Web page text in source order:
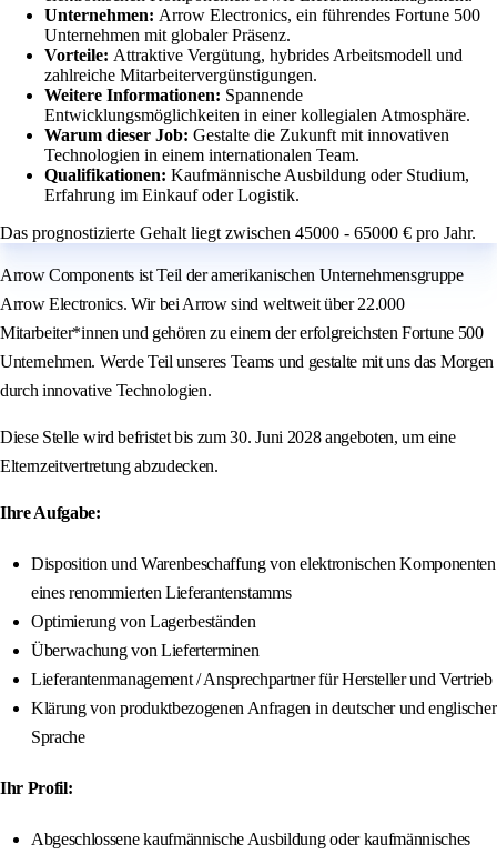
Unternehmen: Arrow Electronics, ein führendes Fortune 500
Unternehmen mit globaler Präsenz.
Vorteile: Attraktive Vergütung, hybrides Arbeitsmodell und
zahlreiche Mitarbeitervergünstigungen.
Weitere Informationen: Spannende
Entwicklungsmöglichkeiten in einer kollegialen Atmosphäre.
Warum dieser Job: Gestalte die Zukunft mit innovativen
Technologien in einem internationalen Team.
Qualifikationen: Kaufmännische Ausbildung oder Studium,
Erfahrung im Einkauf oder Logistik.
Das prognostizierte Gehalt liegt zwischen 45000 - 65000 € pro Jahr.
Arrow Components ist Teil der amerikanischen Unternehmensgruppe
Arrow Electronics. Wir bei Arrow sind weltweit über 22.000
Mitarbeiter*innen und gehören zu einem der erfolgreichsten Fortune 500
Unternehmen. Werde Teil unseres Teams und gestalte mit uns das Morgen
durch innovative Technologien.
Diese Stelle wird befristet bis zum 30. Juni 2028 angeboten, um eine
Elternzeitvertretung abzudecken.
Ihre Aufgabe:
Disposition und Warenbeschaffung von elektronischen Komponenten
eines renommierten Lieferantenstamms
Optimierung von Lagerbeständen
Überwachung von Lieferterminen
Lieferantenmanagement / Ansprechpartner für Hersteller und Vertrieb
Klärung von produktbezogenen Anfragen in deutscher und englischer
Sprache
Ihr Profil:
Abgeschlossene kaufmännische Ausbildung oder kaufmännisches